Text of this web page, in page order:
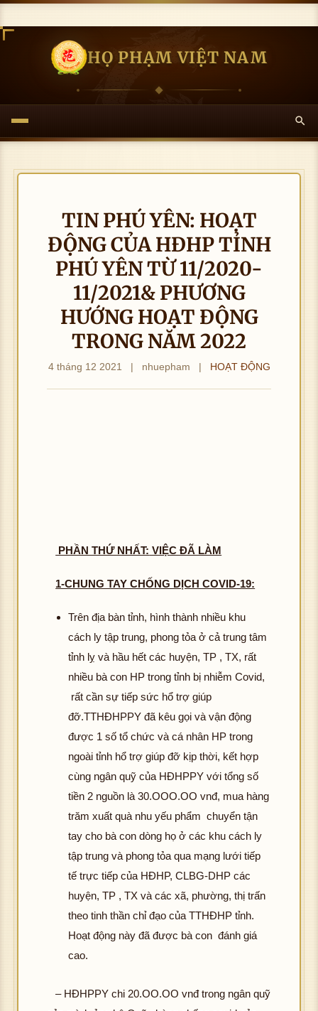
HỌ PHẠM VIỆT NAM
TIN PHÚ YÊN: HOẠT
ĐỘNG CỦA HĐHP TỈNH
PHÚ YÊN TỪ 11/2020-
11/2021& PHƯƠNG
HƯỚNG HOẠT ĐỘNG
TRONG NĂM 2022
4 tháng 12 2021 | nhuepham | HOẠT ĐỘNG
PHẦN THỨ NHẤT: VIỆC ĐÃ LÀM
1-CHUNG TAY CHỐNG DỊCH COVID-19:
Trên địa bàn tỉnh, hình thành nhiều khu
cách ly tập trung, phong tỏa ở cả trung tâm
tỉnh lỵ và hầu hết các huyện, TP , TX, rất
nhiều bà con HP trong tỉnh bị nhiễm Covid,
rất cần sự tiếp sức hổ trợ giúp
đỡ.TTHĐHPPY đã kêu gọi và vận động
được 1 số tổ chức và cá nhân HP trong
ngoài tỉnh hổ trợ giúp đỡ kịp thời, kết hợp
cùng ngân quỹ của HĐHPPY với tổng số
tiền 2 nguồn là 30.OOO.OO vnđ, mua hàng
trăm xuất quà nhu yếu phẩm chuyển tận
tay cho bà con dòng họ ở các khu cách ly
tập trung và phong tỏa qua mạng lưới tiếp
tế trực tiếp của HĐHP, CLBG-DHP các
huyện, TP , TX và các xã, phường, thị trấn
theo tinh thần chỉ đạo của TTHĐHP tỉnh.
Hoạt động này đã được bà con đánh giá
cao.
– HĐHPPY chi 20.OO.OO vnđ trong ngân quỹ